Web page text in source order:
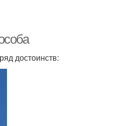
достоинств: